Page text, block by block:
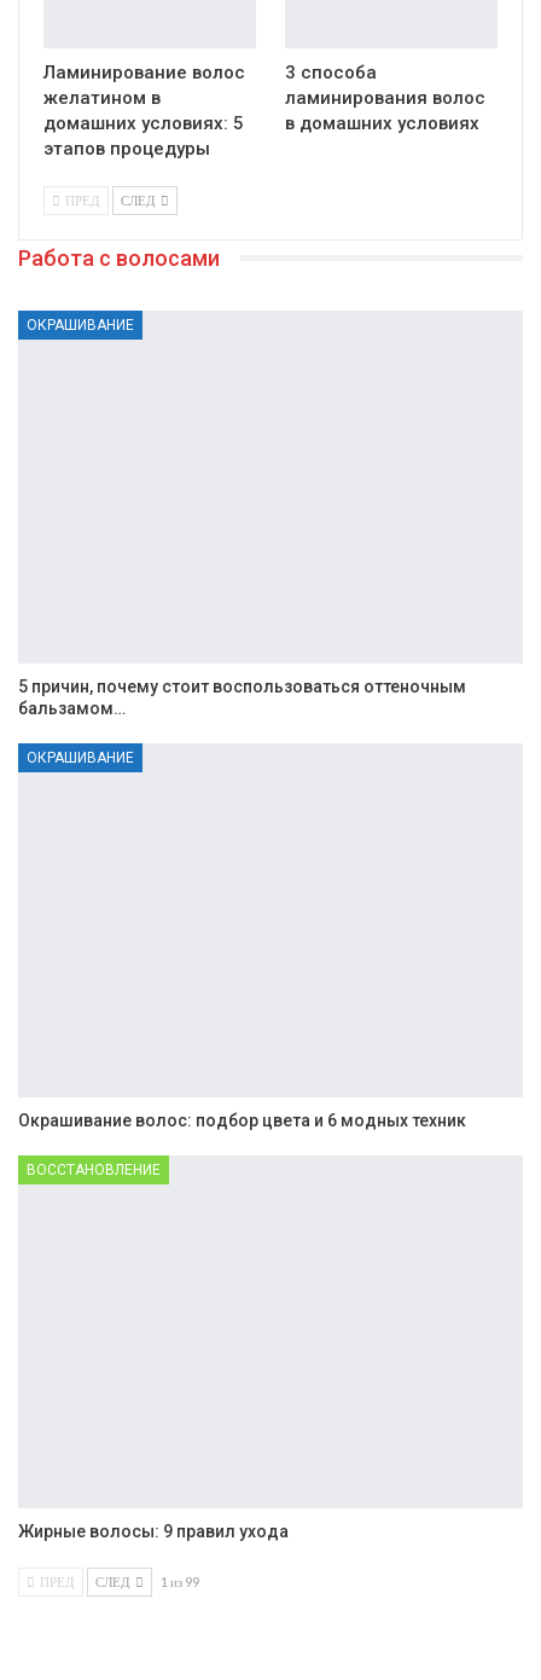
Ламинирование волос
желатином в
домашних условиях: 5
этапов процедуры
3 способа
ламинирования волос
в домашних условиях
ПРЕД СЛЕД
Работа с волосами
ОКРАШИВАНИЕ
5 причин, почему стоит воспользоваться оттеночным
бальзамом…
ОКРАШИВАНИЕ
Окрашивание волос: подбор цвета и 6 модных техник
ВОССТАНОВЛЕНИЕ
Жирные волосы: 9 правил ухода
ПРЕД СЛЕД 1 из 99